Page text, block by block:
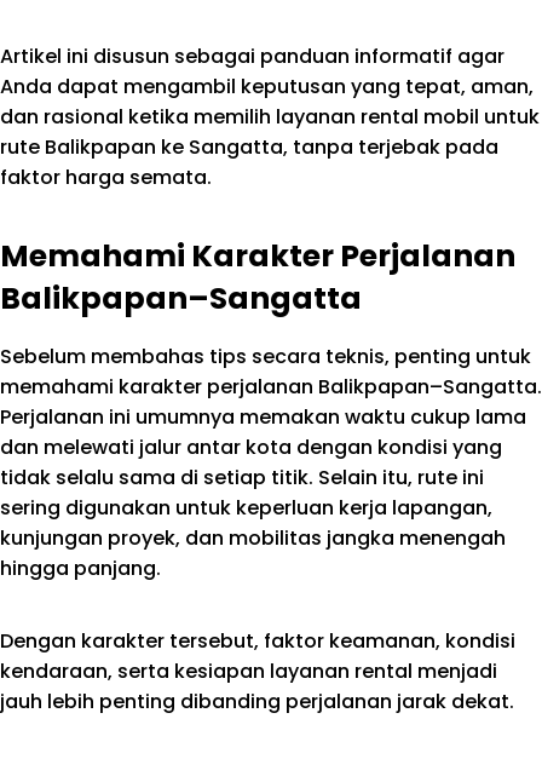
Artikel ini disusun sebagai panduan informatif agar
Anda dapat mengambil keputusan yang tepat, aman,
dan rasional ketika memilih layanan rental mobil untuk
rute Balikpapan ke Sangatta, tanpa terjebak pada
faktor harga semata.
Memahami Karakter Perjalanan
Balikpapan–Sangatta
Sebelum membahas tips secara teknis, penting untuk
memahami karakter perjalanan Balikpapan–Sangatta.
Perjalanan ini umumnya memakan waktu cukup lama
dan melewati jalur antar kota dengan kondisi yang
tidak selalu sama di setiap titik. Selain itu, rute ini
sering digunakan untuk keperluan kerja lapangan,
kunjungan proyek, dan mobilitas jangka menengah
hingga panjang.
Dengan karakter tersebut, faktor keamanan, kondisi
kendaraan, serta kesiapan layanan rental menjadi
jauh lebih penting dibanding perjalanan jarak dekat.